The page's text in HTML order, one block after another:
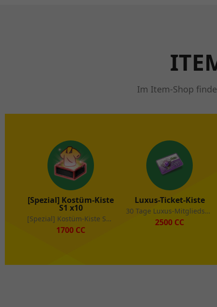
Im Item-Shop
[Spezial] Kostüm-Kiste
S1 x10
[Spezial] Kostüm-Kiste S1 x10
1700 CC
Luxus-Ticket-Kiste
30 Tage Luxus-Mitgliedschaft
2500 CC